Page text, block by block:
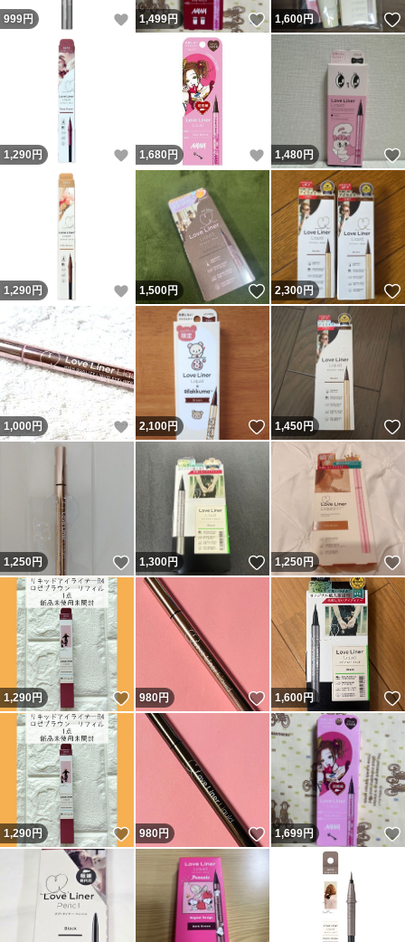
999円 いいね！
1,499円 いいね！
1,600円
1,290 円 いいね！
1,680 円 いいね！
1,480円
1,290 円 いいね！
1,500円 いいね！
2,300円
1,000円 いいね！
2,100円 いいね！
1,450円
1,250円 いいね！
1,300円 いいね！
1,250円
1,290円 いいね！
980円 いいね！
1,600円
1,290円 いいね！
980円 いいね！
1,699円